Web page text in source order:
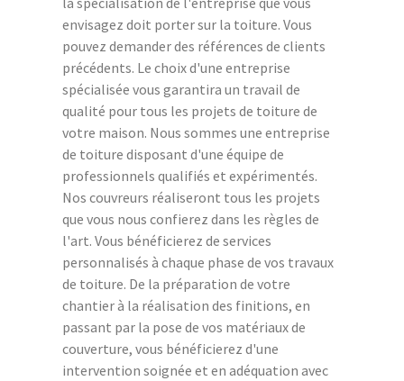
envisagez doit porter sur la toiture. Vous
pouvez demander des références de clients
précédents. Le choix d'une entreprise
spécialisée vous garantira un travail de
qualité pour tous les projets de toiture de
votre maison. Nous sommes une entreprise
de toiture disposant d'une équipe de
professionnels qualifiés et expérimentés.
Nos couvreurs réaliseront tous les projets
que vous nous confierez dans les règles de
l'art. Vous bénéficierez de services
personnalisés à chaque phase de vos travaux
de toiture. De la préparation de votre
chantier à la réalisation des finitions, en
passant par la pose de vos matériaux de
couverture, vous bénéficierez d'une
intervention soignée et en adéquation avec